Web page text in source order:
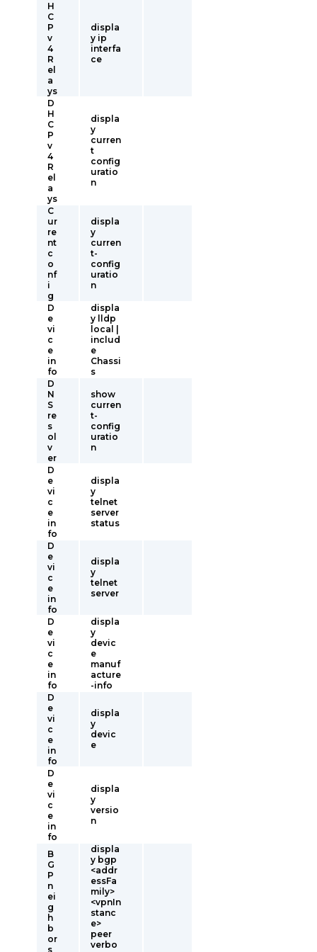
H
C
P
v
4
R
el
a
ys
displa
y ip
interfa
ce
D
H
C
P
v
4
R
el
a
ys
displa
y
curren
t
config
uratio
n
C
ur
re
nt
c
o
nf
i
g
displa
y
curren
t-
config
uratio
n
D
e
vi
c
e
in
fo
displa
y lldp
local |
includ
e
Chassi
s
D
N
S
re
s
ol
v
er
show
curren
t-
config
uratio
n
D
e
vi
c
e
in
fo
displa
y
telnet
server
status
D
e
vi
c
e
in
fo
displa
y
telnet
server
D
e
vi
c
e
in
fo
displa
y
devic
e
manuf
acture
-info
D
e
vi
c
e
in
fo
displa
y
devic
e
D
e
vi
c
e
in
fo
displa
y
versio
n
B
G
P
n
ei
g
h
b
or
s
displa
y bgp
<addr
essFa
mily>
<vpnIn
stanc
e>
peer
verbo